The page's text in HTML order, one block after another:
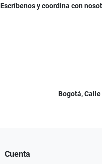
Escríbenos y coordina con
Bogotá,
Cuenta